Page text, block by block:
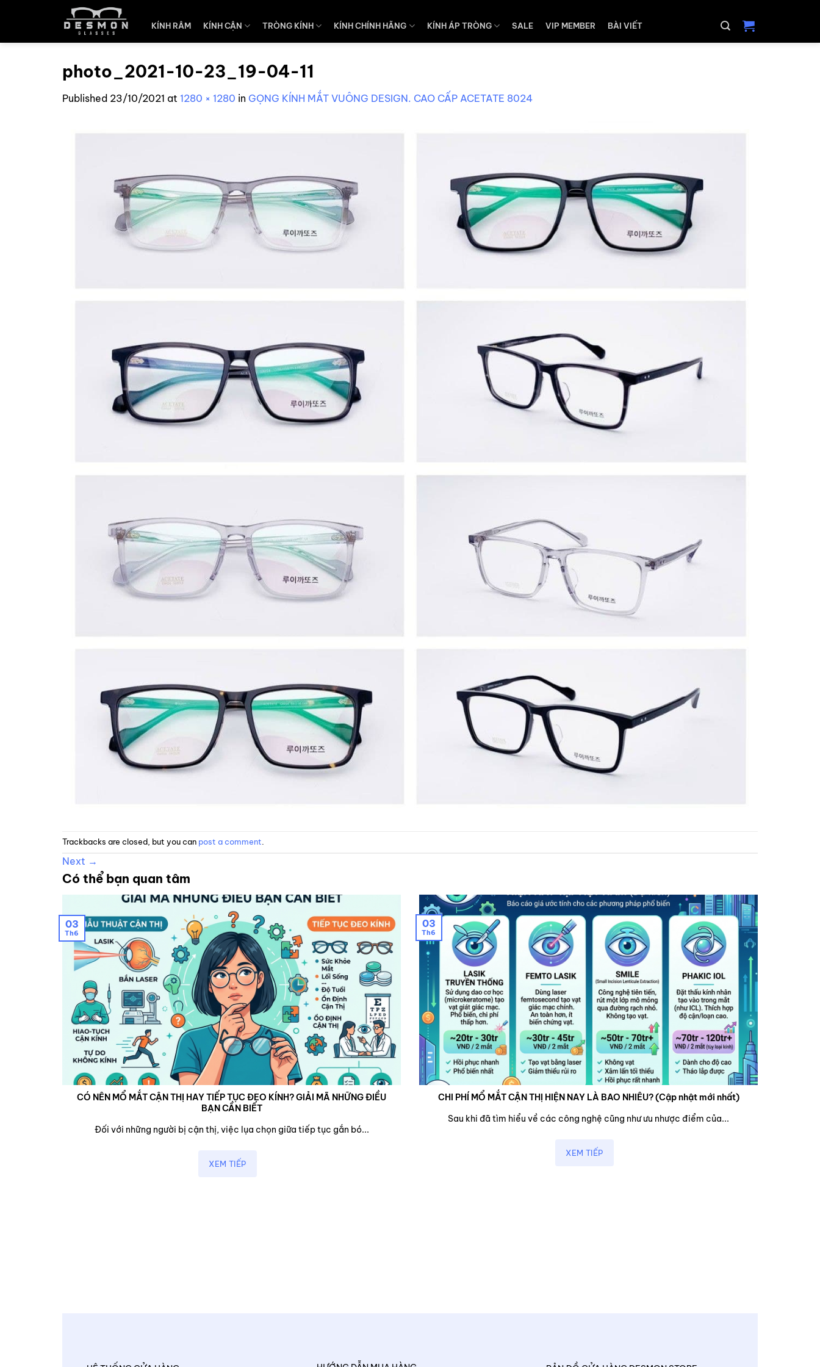
KÍNH RÂM KÍNH CẬN TRÒNG KÍNH KÍNH CHÍNH HÃNG KÍNH ÁP TRÒNG SALE VIP MEMBER BÀI VIẾT
photo_2021-10-23_19-04-11
Published 23/10/2021 at 1280 × 1280 in GỌNG KÍNH MẮT VUÔNG DESIGN. CAO CẤP ACETATE 8024
Trackbacks are closed, but you can post a comment
Next →
Có thể bạn quan tâm
CÓ NÊN MỔ MẮT CẬN THỊ HAY TIẾP TỤC ĐEO KÍNH? GIẢI MÃ NHỮNG ĐIỀU
BẠN CẦN BIẾT
Đối với những người bị cận thị, việc lụa chọn giữa tiếp tục gắn bó...
XEM TIẾP
03
Th6
CHI PHÍ MỔ MẮT CẬN THỊ HIỆN NAY LÀ BAO NHIÊU? (Cập nhật mới nhất)
Sau khi đã tìm hiểu về các công nghệ cũng như ưu nhược điểm của...
XEM TIẾP
03
Th6